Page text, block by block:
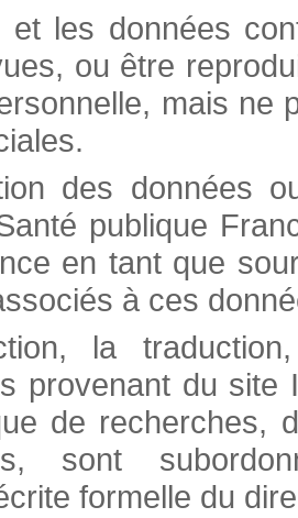
et les données
ou être
mais ne
des données
publique
en tant que
à ces
la
provenant du
de recherches,
sont
formelle du